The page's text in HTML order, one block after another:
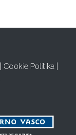
Cookie Politika